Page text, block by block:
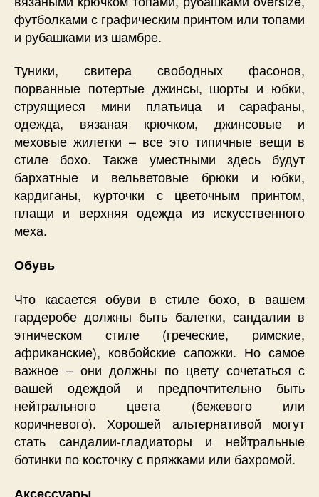
футболками с графическим принтом или топами
и рубашками из шамбре.
Туники, свитера свободных фасонов,
порванные потертые джинсы, шорты и юбки,
струящиеся мини платьица и сарафаны,
одежда, вязаная крючком, джинсовые и
меховые жилетки – все это типичные вещи в
стиле бохо. Также уместными здесь будут
бархатные и вельветовые брюки и юбки,
кардиганы, курточки с цветочным принтом,
плащи и верхняя одежда из искусственного
меха.
Обувь
Что касается обуви в стиле бохо, в вашем
гардеробе должны быть балетки, сандалии в
этническом стиле (греческие, римские,
африканские), ковбойские сапожки. Но самое
важное – они должны по цвету сочетаться с
вашей одеждой и предпочтительно быть
нейтрального цвета (бежевого или
коричневого). Хорошей альтернативой могут
стать сандалии-гладиаторы и нейтральные
ботинки по косточку с пряжками или бахромой.
Аксессуары